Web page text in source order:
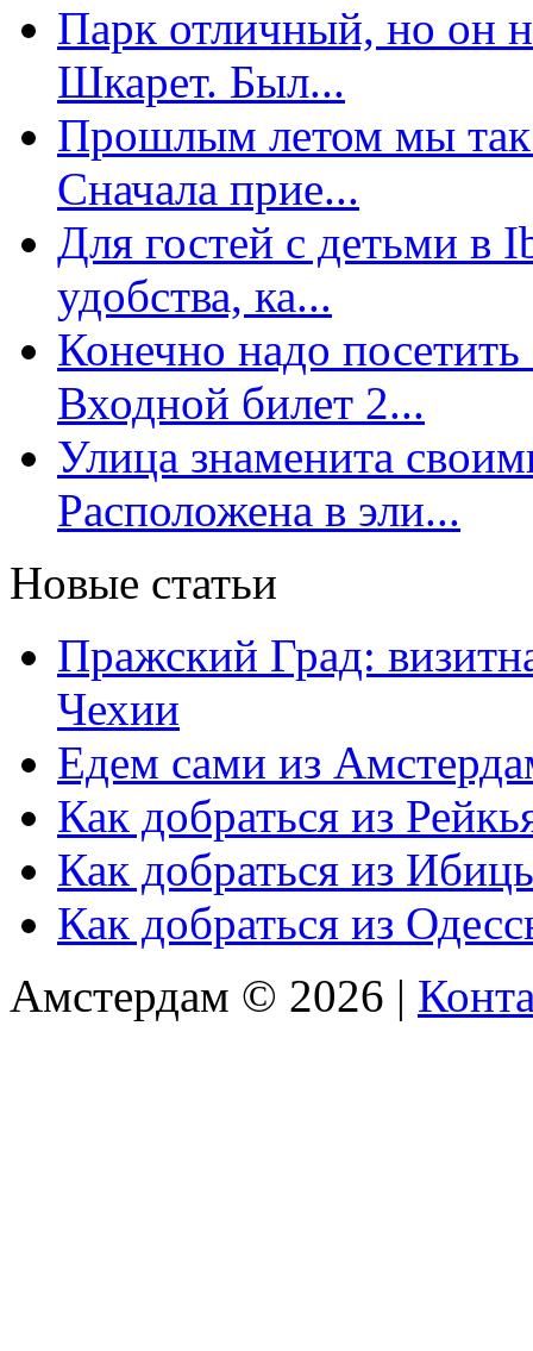
Парк отличный, но он
Шкарет. Был...
Прошлым летом мы так
Сначала прие...
Для гостей с детьми в
удобства, ка...
Конечно надо посетить
Входной билет 2...
Улица знаменита
Расположена в эли...
Новые статьи
Пражский Град:
Чехии
Едем сами из
Как добраться из
Как добраться из
Как добраться из
Амстердам © 2026 |